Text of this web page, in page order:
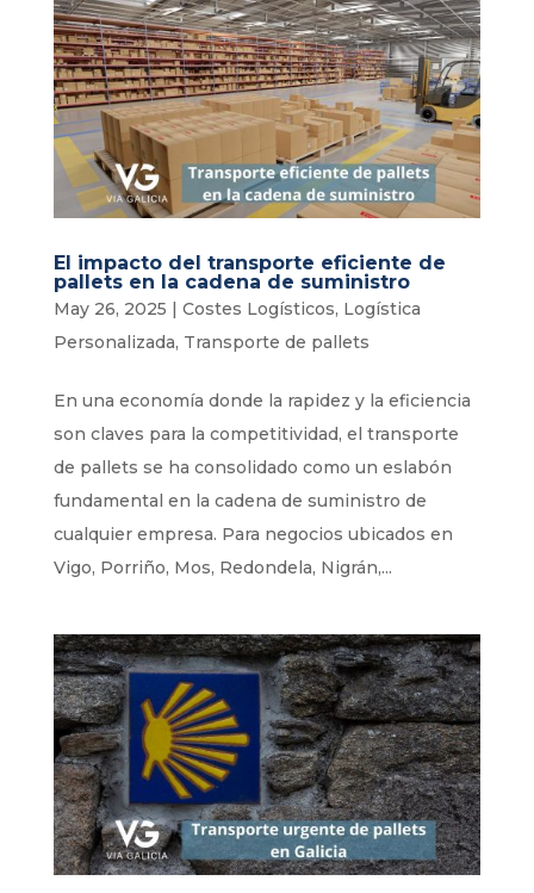
El impacto del transporte eficiente de
pallets en la cadena de suministro
May 26, 2025 Costes Logísticos, Logística
Personalizada, Transporte de pallets
En una economía donde la rapidez y la eficiencia
son claves para la competitividad, el transporte
de pallets se ha consolidado como un eslabón
fundamental en la cadena de suministro de
cualquier empresa. Para negocios ubicados en
Vigo, Porriño, Mos, Redondela, Nigrán,...